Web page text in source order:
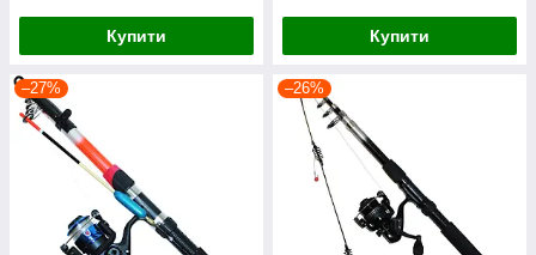
Купити Купити
–27% –26%